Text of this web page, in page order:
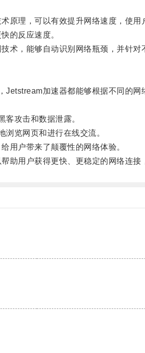
理，可以有效提升网络速度，使用
的反应速度。
，能够自动识别网络瓶颈，并针对
加速器都能够根据不同的网
攻击和数据泄露。
览网页和进行在线交流。
户带来了颠覆性的网络体验。
用户获得更快、更稳定的网络连接